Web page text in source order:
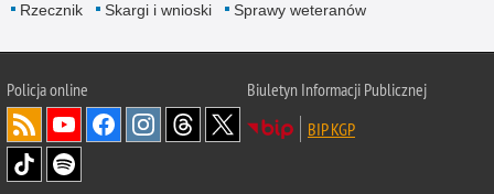
Rzecznik Skargi i wnioski Sprawy weteranów
Policjaonline
Biuletyn Informacji Publicznej
BIP KGP